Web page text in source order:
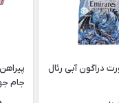
دراگون آبی رئال
جام